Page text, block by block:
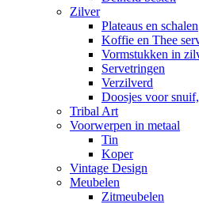
Zilver
Plateaus en schalen
Koffie en Thee
Vormstukken in
Servetringen
Verzilverd
Doosjes voor
Tribal Art
Voorwerpen in metaal
Tin
Koper
Vintage Design
Meubelen
Zitmeubelen